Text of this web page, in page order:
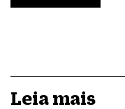
Leia mais